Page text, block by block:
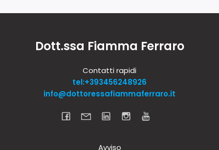
Dott.ssa Fiamma Ferraro
Contatti rapidi
tel:+393456248926
info@dottoressafiammaferraro.it
Avviso